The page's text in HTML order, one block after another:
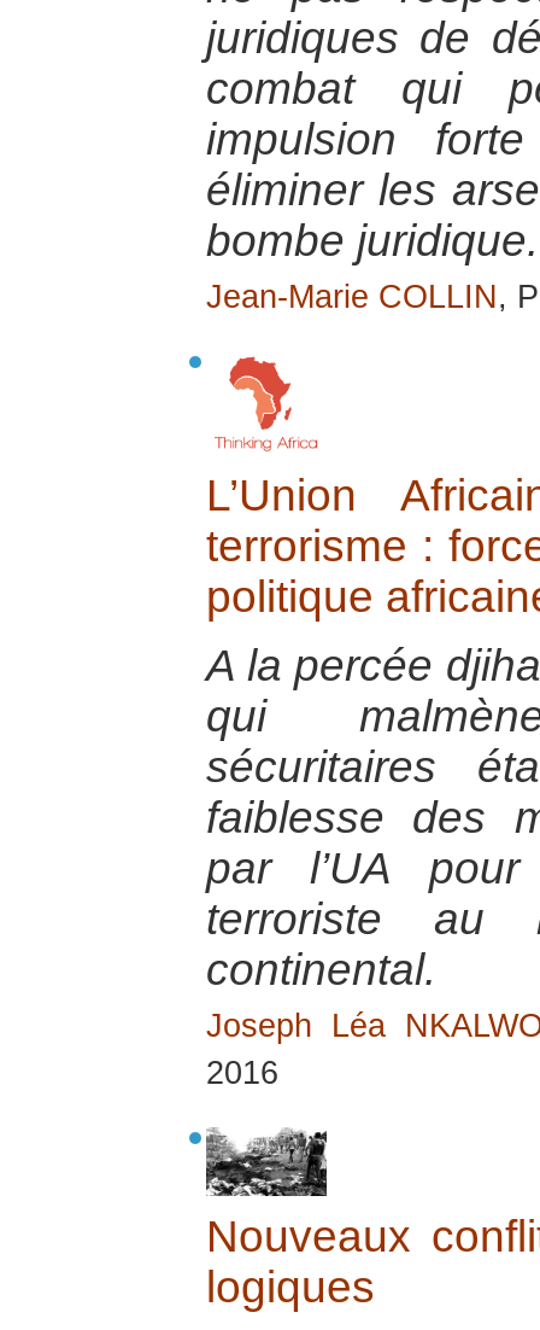
juridiques de
combat qui
impulsion
éliminer les
bombe juridique.
Jean-Marie COLLIN,
L’Union
terrorisme :
politique
A la percée
qui
sécuritaires
faiblesse des
par l’UA
terroriste au
continental.
Joseph Léa
2016
Nouveaux
logiques